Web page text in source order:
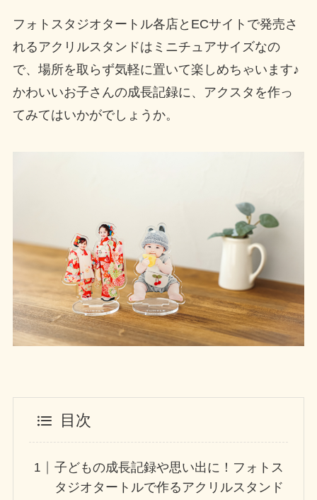
フォトスタジオタートル各店とECサイトで発売さ
れるアクリルスタンドはミニチュアサイズなの
で、場所を取らず気軽に置いて楽しめちゃいます♪
かわいいお子さんの成長記録に、アクスタを作っ
てみてはいかがでしょうか。
目次
子どもの成長記録や思い出に！フォトス
タジオタートルで作るアクリルスタンド